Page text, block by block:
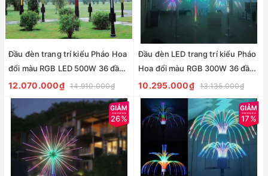
Đầu đèn trang trí kiểu Pháo Hoa
đổi màu RGB LED 500W 36 đầu
ống H2000 D3000 | cho Cột cao
từ 4met
12.070.000₫ 14.910.000₫
Đầu đèn LED trang trí kiểu Pháo
Hoa đổi màu RGB 300W 36 đầu
ống H1500 D2500 | cho Cột cao
từ 3met
10.295.000₫ 13.135.000₫
26% 17%